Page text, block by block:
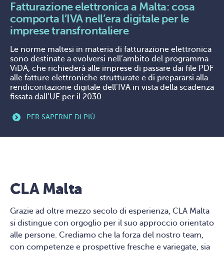
Fatturazione elettronica a Malta: cosa
comporta l’IVA nell’era digitale per le
imprese transfrontaliere
Le norme maltesi in materia di fatturazione elettronica
sono destinate a evolversi nell’ambito del programma
ViDA, che richiederà alle imprese di passare dai file PDF
alle fatture elettroniche strutturate e di prepararsi alla
rendicontazione digitale dell’IVA in vista della scadenza
fissata dall’UE per il 2030.
PER SAPERNE DI PIÙ
CLA Malta
Grazie ad oltre mezzo secolo di esperienza, CLA Malta
si distingue con orgoglio per il suo approccio orientato
alle persone. Crediamo che la forza del nostro team,
con competenze e prospettive fresche e variegate, sia